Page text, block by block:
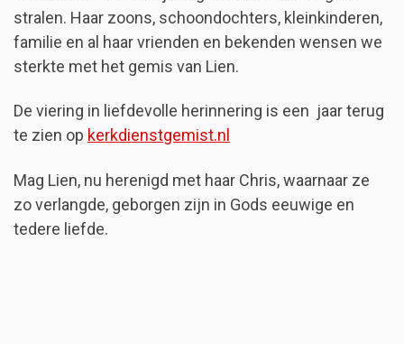
stralen. Haar zoons, schoondochters, kleinkinderen,
familie en al haar vrienden en bekenden wensen we
sterkte met het gemis van Lien.
De viering in liefdevolle herinnering is een jaar terug
te zien op kerkdienstgemist.nl
Mag Lien, nu herenigd met haar Chris, waarnaar ze
zo verlangde, geborgen zijn in Gods eeuwige en
tedere liefde.